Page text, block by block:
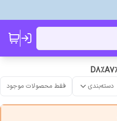
دسته‌بندی فقط محصولات موجود